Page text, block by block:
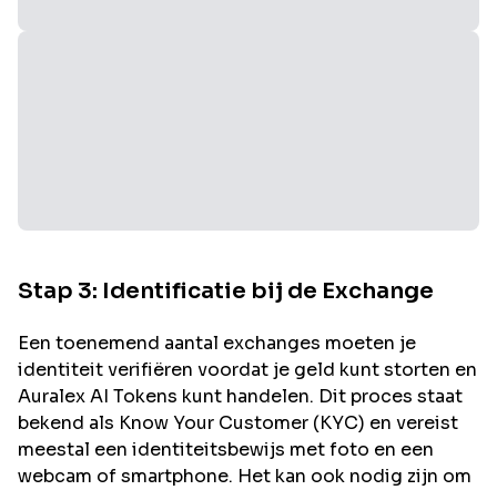
Stap 3: Identificatie bij de Exchange
Een toenemend aantal exchanges moeten je
identiteit verifiëren voordat je geld kunt storten en
Auralex AI Tokens kunt handelen. Dit proces staat
bekend als Know Your Customer (KYC) en vereist
meestal een identiteitsbewijs met foto en een
webcam of smartphone. Het kan ook nodig zijn om